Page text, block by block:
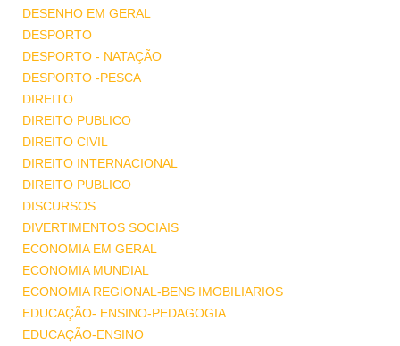
DESENHO EM GERAL
DESPORTO
DESPORTO - NATAÇÃO
DESPORTO -PESCA
DIREITO
DIREITO PUBLICO
DIREITO CIVIL
DIREITO INTERNACIONAL
DIREITO PUBLICO
DISCURSOS
DIVERTIMENTOS SOCIAIS
ECONOMIA EM GERAL
ECONOMIA MUNDIAL
ECONOMIA REGIONAL-BENS IMOBILIARIOS
EDUCAÇÃO- ENSINO-PEDAGOGIA
EDUCAÇÃO-ENSINO